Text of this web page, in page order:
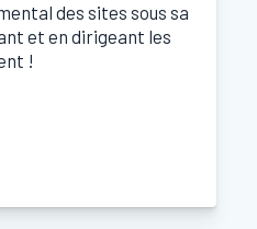
des sites sous sa
et en dirigeant les
!